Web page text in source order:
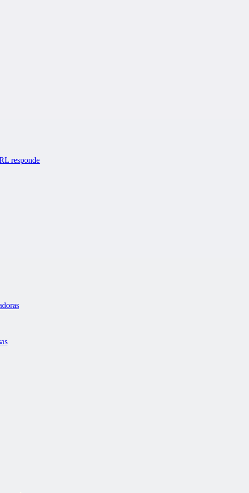
responde